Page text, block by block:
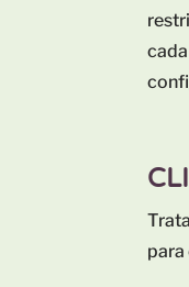
para